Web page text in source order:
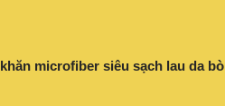
khăn microfiber siêu sạch lau da bò